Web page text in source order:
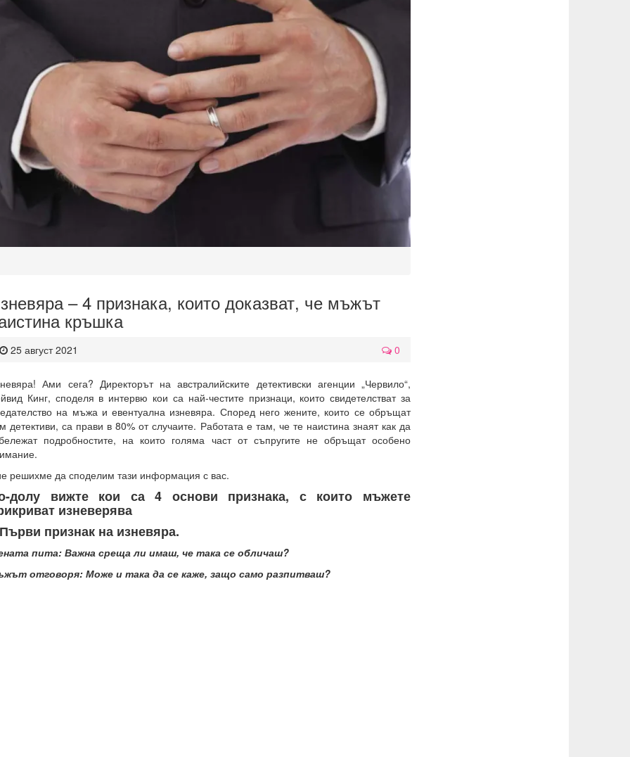
– 4 признака, които доказват, че мъжът
кръшка
25 август 2021 0
Ами сега? Директорът на австралийските детективски агенции „Червило“,
Кинг, споделя в интервю кои са най-честите признаци, които свидетелстват за
на мъжа и евентуална изневяра. Според него жените, които се обръщат
детективи, са прави в 80% от случаите. Работата е там, че те наистина знаят как да
подробностите, на които голяма част от съпругите не обръщат особено
решихме да споделим тази информация с вас.
долу вижте кои са 4 основи признака, с които мъжете
изневерява
признак на изневяра.
пита: Важна среща ли имаш, че така се обличаш?
отговоря: Може и така да се каже, защо само разпитваш?